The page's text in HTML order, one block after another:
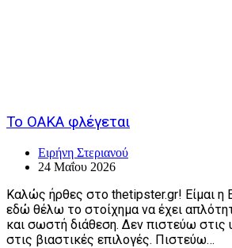
Το ΟΑΚΑ φλέγεται
Ειρήνη Στεριανού
24 Μαΐου 2026
Καλώς ήρθες στο thetipster.gr! Είμαι η
εδώ θέλω το στοίχημα να έχει
και σωστή διάθεση. Δεν πιστεύω στις
στις βιαστικές επιλογές. Πιστεύω…